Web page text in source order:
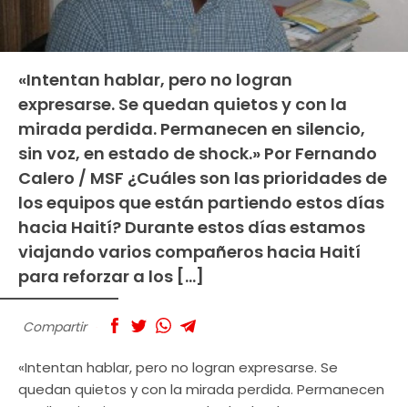
«Intentan hablar, pero no logran
expresarse. Se quedan quietos y con la
mirada perdida. Permanecen en silencio,
sin voz, en estado de shock.» Por Fernando
Calero / MSF ¿Cuáles son las prioridades de
los equipos que están partiendo estos días
hacia Haití? Durante estos días estamos
viajando varios compañeros hacia Haití
para reforzar a los […]
Compartir
«Intentan hablar, pero no logran expresarse. Se
quedan quietos y con la mirada perdida. Permanecen